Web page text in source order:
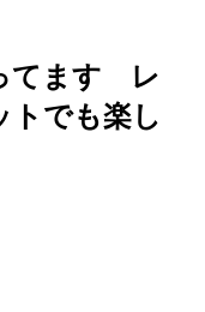
てます レ
トでも楽し